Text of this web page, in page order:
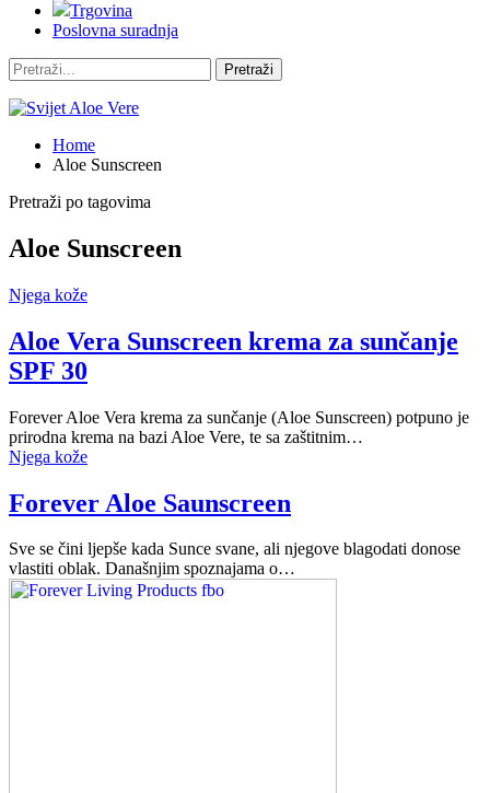
Trgovina
Poslovna suradnja
Home
Aloe Sunscreen
Pretraži po tagovima
Aloe Sunscreen
Njega kože
Aloe Vera Sunscreen krema za sunčanje
SPF 30
Forever Aloe Vera krema za sunčanje (Aloe Sunscreen) potpuno je
prirodna krema na bazi Aloe Vere, te sa zaštitnim…
Njega kože
Forever Aloe Saunscreen
Sve se čini ljepše kada Sunce svane, ali njegove blagodati donose
vlastiti oblak. Današnjim spoznajama o…